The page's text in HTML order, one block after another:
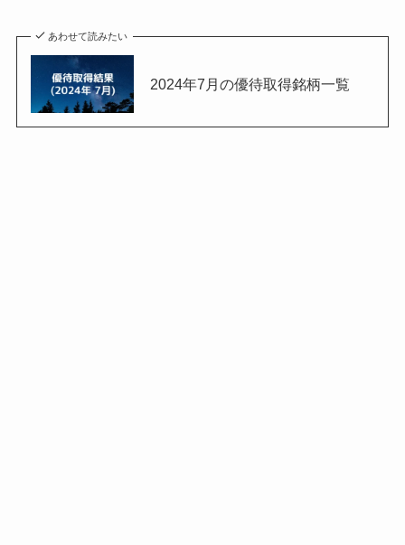
あわせて読みたい
2024年7月の優待取得銘柄一覧